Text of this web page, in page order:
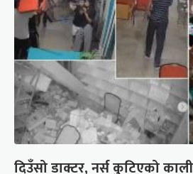
दिउँसो डाक्टर, नर्स कुटिएको